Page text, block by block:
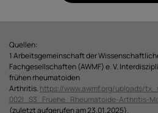
Quellen:
1 Arbeitsgemeinschaft der
Fachgesellschaften (AWMF) e. V.
frühen rheumatoiden
Arthritis. https://www.awmf.org/uploads/
002l_S3_Fruehe_Rheumatoide-Arthritis-
(zuletzt aufgerufen am 23.01.2025).